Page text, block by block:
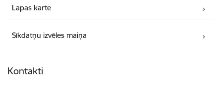
Lapas karte
Sīkdatņu izvēles maiņa
Kontakti